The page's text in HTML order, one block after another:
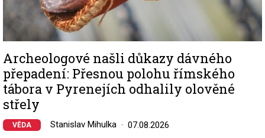
Archeologové našli důkazy dávného
přepadení: Přesnou polohu římského
tábora v Pyrenejích odhalily olověné
střely
VĚDA Stanislav Mihulka 07.08.2026